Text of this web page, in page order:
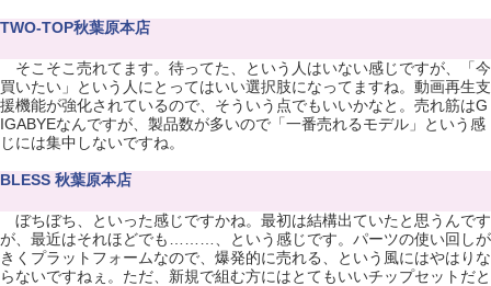
TWO-TOP秋葉原本店
そこそこ売れてます。待ってた、という人はいない感じですが、「今
買いたい」という人にとってはいい選択肢になってますね。動画再生支
援機能が強化されているので、そういう点でもいいかなと。売れ筋はG
IGABYEなんですが、製品数が多いので「一番売れるモデル」という感
じには集中しないですね。
BLESS 秋葉原本店
ぼちぼち、といった感じですかね。最初は結構出ていたと思うんです
が、最近はそれほどでも………、という感じです。パーツの使い回しが
きくプラットフォームなので、爆発的に売れる、という風にはやはりな
らないですねぇ。ただ、新規で組む方にはとてもいいチップセットだと